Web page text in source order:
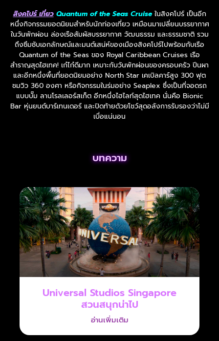
สิงคโปร์ เที่ยว Quantum of the Seas Cruiseในสิงคโปร์ เป็นอีก
หนึ่งกิจกรรมยอดนิยมสำหรับนักท่องเที่ยว เหมือนมาเปลี่ยนบรรยากาศ
ในวันพักผ่อน ล่องเรือสัมผัสบรรยากาศ วัฒนธรรม และธรรมชาติ รวม
ถึงซึมซับเอกลักษณ์และมนต์เสน่ห์ของเมืองสิงคโปร์ไปพร้อมกับเรือ
Quantum of the Seas ของ Royal Caribbean Cruises เรือ
สำราญสุดไฮเทค! เก๋ไก๋ดีมาก เหมาะกับวันพักผ่อนของครอบครัว ปีนผา
และอีกหนึ่งพื้นที่ยอดนิยมอย่าง North Star เคเบิลคาร์สูง 300 ฟุต
ชมวิว 360 องศา หรือกิจกรรมในร่มอย่าง Seaplex ซึ่งเป็นที่จอดรถ
แบบบั๊ม ลานโรลเลอร์สเก็ต อีกหนึ่งไฮไลท์สุดไฮเทค นั่นคือ Bionic
Bar หุ่นยนต์บาร์เทนเดอร์ และปิดท้ายด้วยโชว์สุดอลังการรับรองว่าไม่มี
เบื่อแน่นอน
บทความ
Universal Studios Singapore
สวนสนุกน่าไป
อ่านเพิ่มเติม